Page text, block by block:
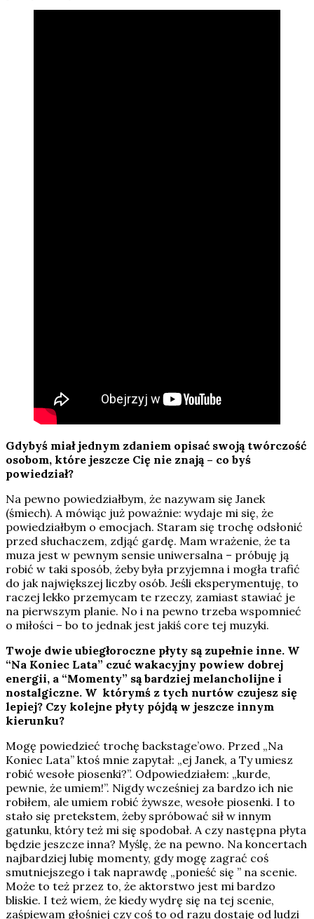
Gdybyś miał jednym zdaniem opisać swoją twórczość
osobom, które jeszcze Cię nie znają – co byś
powiedział?
Na pewno powiedziałbym, że nazywam się Janek
(śmiech). A mówiąc już poważnie: wydaje mi się, że
powiedziałbym o emocjach. Staram się trochę odsłonić
przed słuchaczem, zdjąć gardę. Mam wrażenie, że ta
muza jest w pewnym sensie uniwersalna – próbuję ją
robić w taki sposób, żeby była przyjemna i mogła trafić
do jak największej liczby osób. Jeśli eksperymentuję, to
raczej lekko przemycam te rzeczy, zamiast stawiać je
na pierwszym planie. No i na pewno trzeba wspomnieć
o miłości – bo to jednak jest jakiś core tej muzyki.
Twoje dwie ubiegłoroczne płyty są zupełnie inne. W
“Na Koniec Lata” czuć wakacyjny powiew dobrej
energii, a “Momenty” są bardziej melancholijne i
nostalgiczne. W którymś z tych nurtów czujesz się
lepiej? Czy kolejne płyty pójdą w jeszcze innym
kierunku?
Mogę powiedzieć trochę backstage’owo. Przed „Na
Koniec Lata” ktoś mnie zapytał: „ej Janek, a Ty umiesz
robić wesołe piosenki?”. Odpowiedziałem: „kurde,
pewnie, że umiem!”. Nigdy wcześniej za bardzo ich nie
robiłem, ale umiem robić żywsze, wesołe piosenki. I to
stało się pretekstem, żeby spróbować sił w innym
gatunku, który też mi się spodobał. A czy następna płyta
będzie jeszcze inna? Myślę, że na pewno. Na koncertach
najbardziej lubię momenty, gdy mogę zagrać coś
smutniejszego i tak naprawdę „ponieść się ” na scenie.
Może to też przez to, że aktorstwo jest mi bardzo
bliskie. I też wiem, że kiedy wydrę się na tej scenie,
zaśpiewam głośniej czy coś to od razu dostaję od ludzi